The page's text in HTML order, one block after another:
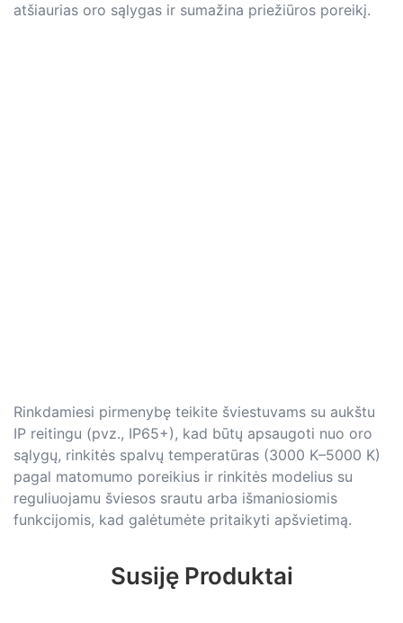
atšiaurias oro sąlygas ir sumažina priežiūros poreikį.
Rinkdamiesi pirmenybę teikite šviestuvams su aukštu
IP reitingu (pvz., IP65+), kad būtų apsaugoti nuo oro
sąlygų, rinkitės spalvų temperatūras (3000 K–5000 K)
pagal matomumo poreikius ir rinkitės modelius su
reguliuojamu šviesos srautu arba išmaniosiomis
funkcijomis, kad galėtumėte pritaikyti apšvietimą.
Susiję Produktai